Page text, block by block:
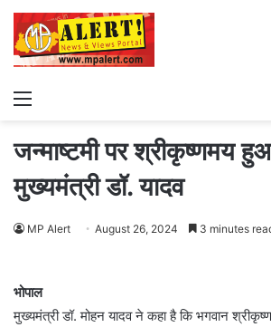
Menu
जन्माष्टमी पर श्रीकृष्णमय
मुख्यमंत्री डॉ. यादव
MP Alert August 26, 2024 3 minutes
भोपाल
मुख्यमंत्री डॉ. मोहन यादव ने कहा है कि भगवान